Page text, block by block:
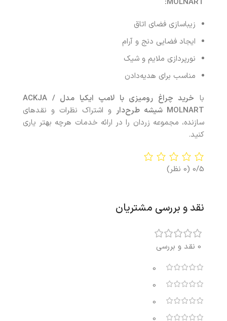
زیباسازی فضای اتاق‌
ایجاد فضایی دنج و آرام
نورپردازی ملایم و شیک
مناسب برای هدیه‌دادن
با خرید چراغ رومیزی با لامپ ایکیا مدلACKJA /
MOLNART شیشه طرح‌دار و اشتراک نظرات و نقدهای
سازنده، مجموعه زردان را در ارائه خدمات هرچه بهتر یاری
کنید.
0/5 (0 نظر)
نقد و بررسی مشتریان
0 نقد و بررسی
0
0
0
0